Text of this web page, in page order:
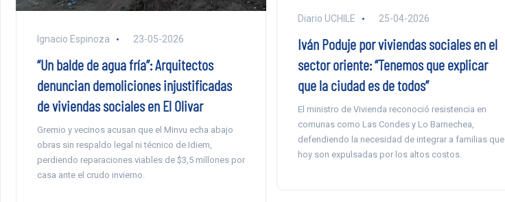
Ignacio Espinoza 23-05-2026
“Un balde de agua fría”: Arquitectos
denuncian demoliciones injustificadas
de viviendas sociales en El Olivar
Gremio y vecinos acusan que el Minvu echa abajo
obras sin respaldo legal ni técnico de Idiem,
perdiendo reparaciones viables de $3,5 millones por
casa ante el crudo invierno.
Diario UCHILE 25-04-2026
Iván Poduje por viviendas sociales en el
sector oriente: “Tenemos que explicar
que la ciudad es de todos”
El ministro de Vivienda reconoció resistencia en
comunas como Las Condes y Lo Barnechea,
defendiendo la necesidad de integrar a familias que
hoy son expulsadas por los altos costos.